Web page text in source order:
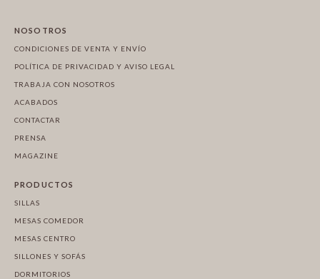
NOSOTROS
CONDICIONES DE VENTA Y ENVÍO
POLÍTICA DE PRIVACIDAD Y AVISO LEGAL
TRABAJA CON NOSOTROS
ACABADOS
CONTACTAR
PRENSA
MAGAZINE
PRODUCTOS
SILLAS
MESAS COMEDOR
MESAS CENTRO
SILLONES Y SOFÁS
DORMITORIOS